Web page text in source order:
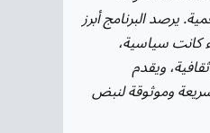
يرصد البرنامج أبرز
كانت سياسية،
ويقدم
وموثوقة لنبض